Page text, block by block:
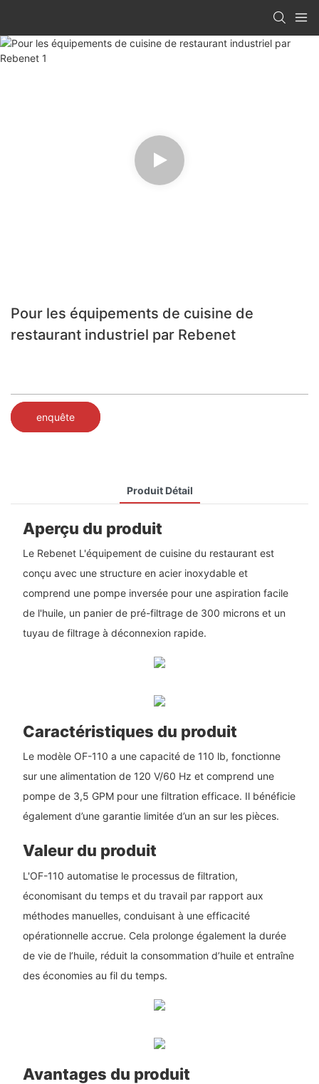
Pour les équipements de cuisine de
restaurant industriel par Rebenet
enquête
Produit Détail
Aperçu du produit
Le Rebenet L'équipement de cuisine du restaurant est
conçu avec une structure en acier inoxydable et
comprend une pompe inversée pour une aspiration facile
de l'huile, un panier de pré-filtrage de 300 microns et un
tuyau de filtrage à déconnexion rapide.
Caractéristiques du produit
Le modèle OF-110 a une capacité de 110 lb, fonctionne
sur une alimentation de 120 V/60 Hz et comprend une
pompe de 3,5 GPM pour une filtration efficace. Il bénéficie
également d’une garantie limitée d’un an sur les pièces.
Valeur du produit
L'OF-110 automatise le processus de filtration,
économisant du temps et du travail par rapport aux
méthodes manuelles, conduisant à une efficacité
opérationnelle accrue. Cela prolonge également la durée
de vie de l’huile, réduit la consommation d’huile et entraîne
des économies au fil du temps.
Avantages du produit